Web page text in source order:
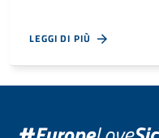
LEGGI DI PIÙ